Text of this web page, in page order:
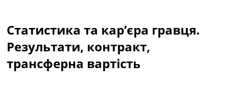
Чемпіонат Світу
Україна. Прем’єр-Ліга
Україна. Перша Ліга
Ліга Чемпіонів
Статистика та кар’єра гравця.
Результати, контракт,
трансферна вартість